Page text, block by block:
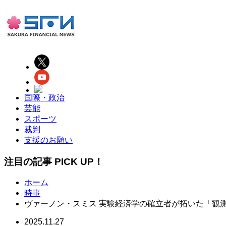
国際・政治
芸能
スポーツ
裁判
支援のお願い
注目の記事 PICK UP！
ホーム
時事
ヴァーノン・スミス 実験経済学の確立者が拓いた「観
2025.11.27